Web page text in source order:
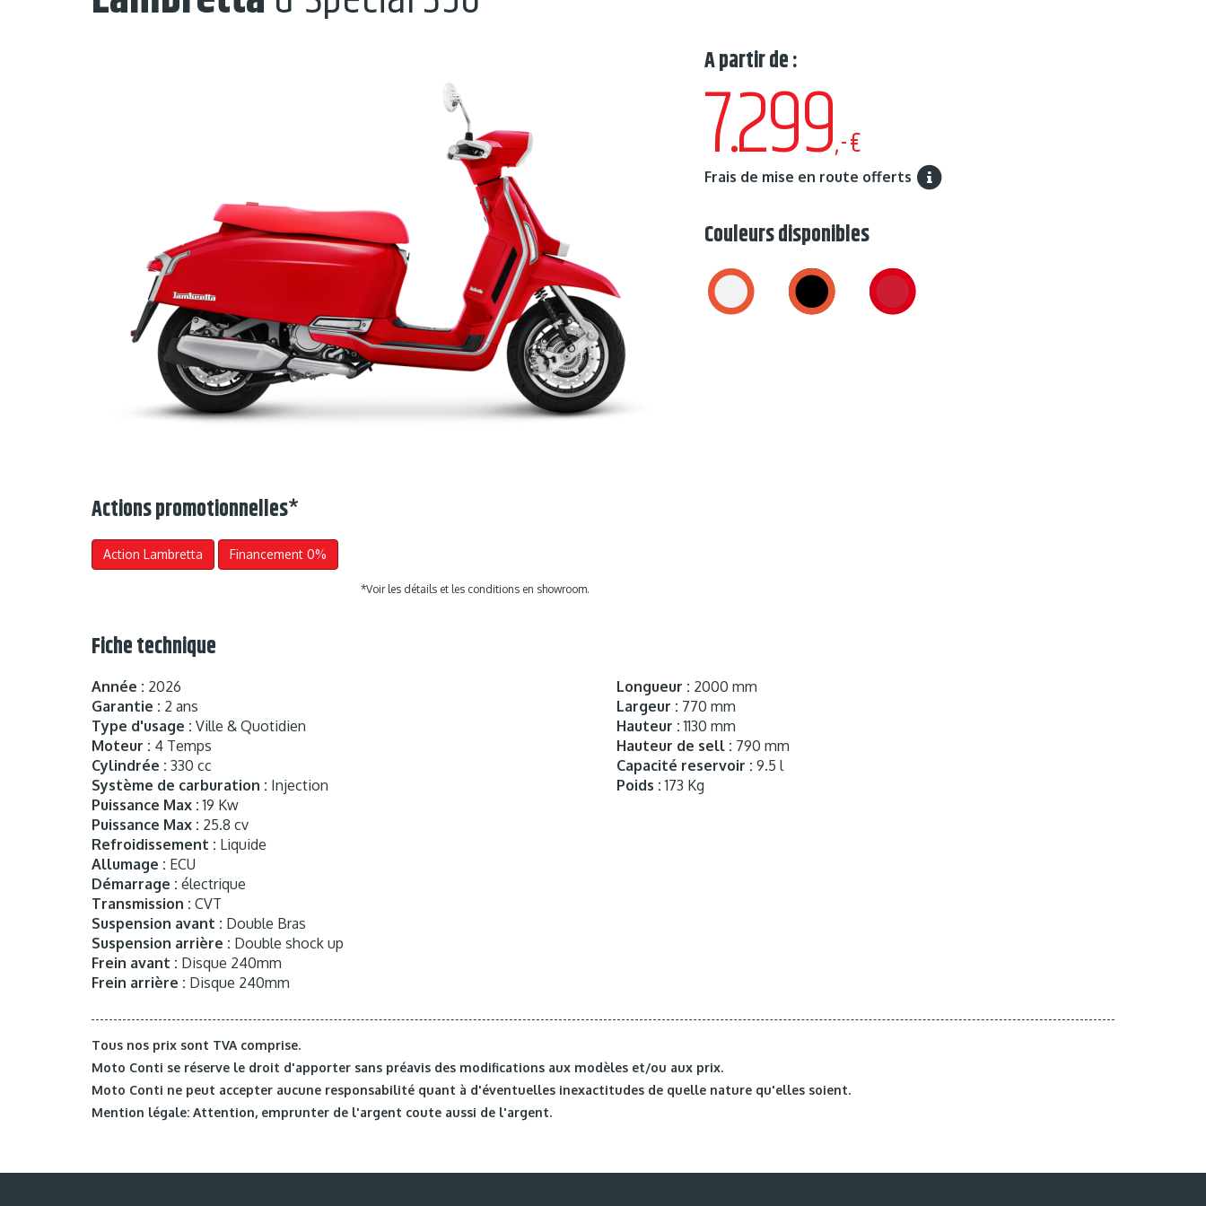
A partir de :
7.299,-€
Frais de mise en route offerts
Couleurs disponibles
Actions promotionnelles*
Action Lambretta Financement 0%
*Voir les détails et les conditions en showroom.
Fiche technique
Année : 2026
Garantie : 2 ans
Type d'usage : Ville & Quotidien
Moteur : 4 Temps
Cylindrée : 330 cc
Système de carburation : Injection
Puissance Max : 19 Kw
Puissance Max : 25.8 cv
Refroidissement : Liquide
Allumage : ECU
Démarrage : électrique
Transmission : CVT
Suspension avant : Double Bras
Suspension arrière : Double shock up
Frein avant : Disque 240mm
Frein arrière : Disque 240mm
Longueur : 2000 mm
Largeur : 770 mm
Hauteur : 1130 mm
Hauteur de sell : 790 mm
Capacité reservoir : 9.5 l
Poids : 173 Kg
Tous nos prix sont TVA comprise.
Moto Conti se réserve le droit d'apporter sans préavis des modifications aux modèles et/ou aux prix.
Moto Conti ne peut accepter aucune responsabilité quant à d'éventuelles inexactitudes de quelle nature qu'elles soient.
Mention légale: Attention, emprunter de l'argent coute aussi de l'argent.